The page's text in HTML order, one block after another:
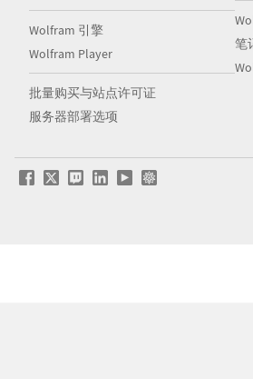
Wolfram 引擎
Wolfram Player
批量购买与站点许可证
服务器部署选项
笔